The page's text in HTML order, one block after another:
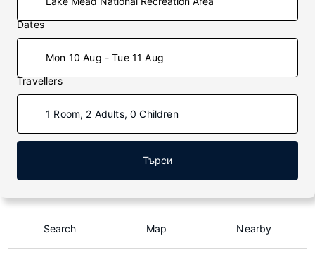
Dates
Mon 10 Aug - Tue 11 Aug
Travellers
1 Room, 2 Adults, 0 Children
Търси
Search Map Nearby